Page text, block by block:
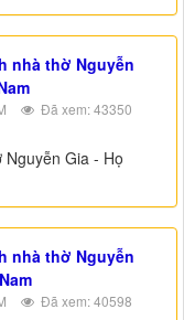
nhà thờ Nguyễn
Đã xem: 43350
Gia - Họ
nhà thờ Nguyễn
Đã xem: 40598